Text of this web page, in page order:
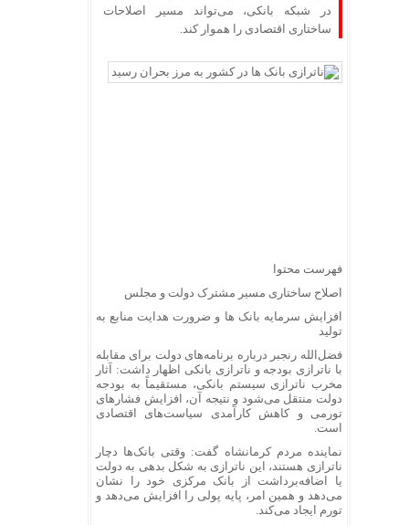
در شبکه بانکی، می‌تواند مسیر اصلاحات
ساختاری اقتصادی را هموار کند.
فهرست محتوا
اصلاح ساختاری مسیر مشترک دولت و مجلس
افزایش سرمایه بانک‌ ها و ضرورت هدایت منابع به
تولید
فضل‌الله رنجبر درباره برنامه‌های دولت برای مقابله
با ناترازی بودجه و ناترازی بانکی اظهار داشت: آثار
مخرب ناترازی سیستم بانکی، مستقیماً به بودجه
دولت منتقل می‌شود و نتیجه آن، افزایش فشارهای
تورمی و کاهش کارآمدی سیاست‌های اقتصادی
است.
نماینده مردم کرمانشاه گفت: وقتی بانک‌ها دچار
ناترازی هستند، این ناترازی به شکل بدهی به دولت
یا اضافه‌برداشت از بانک مرکزی خود را نشان
می‌دهد و همین امر، پایه پولی را افزایش می‌دهد و
تورم ایجاد می‌کند.